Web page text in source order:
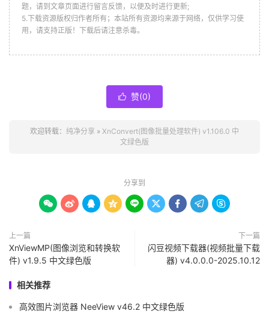
题，请到文章页面进行留言反馈，以便及时进行更新;
5.下载资源版权归作者所有；本站所有资源均来源于网络，仅供学习使
用，请支持正版！下载后请注意杀毒。
 赞(0)
欢迎转载： 纯净分享 » XnConvert(图像批量处理软件) v1.106.0 中
文绿色版
分享到
        
上一篇
XnViewMP(图像浏览和转换软
件) v1.9.5 中文绿色版
下一篇
闪豆视频下载器(视频批量下载
器) v4.0.0.0-2025.10.12
相关推荐
高效图片浏览器 NeeView v46.2 中文绿色版